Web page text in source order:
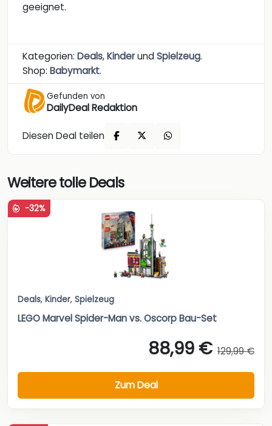
geeignet.
Kategorien: Deals,KinderundSpielzeug.
Shop: Babymarkt.
Gefunden von
DailyDeal Redaktion
Diesen Deal teilen
Weitere tolle Deals
-32%
Deals, Kinder, Spielzeug
LEGO Marvel Spider-Man vs. Oscorp Bau-Set
88,99 € 129,99 €
Zum Deal